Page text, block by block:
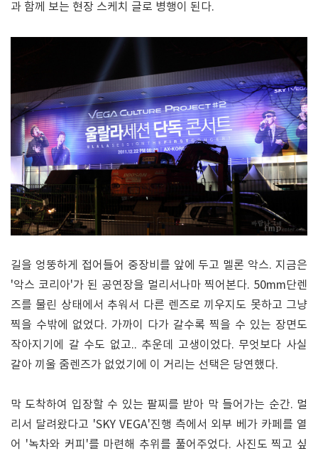
과 함께 보는 현장 스케치 글로 병행이 된다.
길을 엉뚱하게 접어들어 중장비를 앞에 두고 멜론 악스. 지금은
'악스 코리아'가 된 공연장을 멀리서나마 찍어본다. 50mm단렌
즈를 물린 상태에서 추워서 다른 렌즈로 끼우지도 못하고 그냥
찍을 수밖에 없었다. 가까이 다가 갈수록 찍을 수 있는 장면도
작아지기에 갈 수도 없고.. 추운데 고생이었다. 무엇보다 사실
갈아 끼울 줌렌즈가 없었기에 이 거리는 선택은 당연했다.
막 도착하여 입장할 수 있는 팔찌를 받아 막 들어가는 순간. 멀
리서 달려왔다고 'SKY VEGA'진행 측에서 외부 베가 카페를 열
어 '녹차와 커피'를 마련해 추위를 풀어주었다. 사진도 찍고 싶